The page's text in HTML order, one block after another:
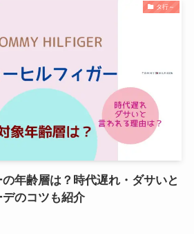
タ行～
の年齢層は？時代遅れ・ダサいと
のコツも紹介